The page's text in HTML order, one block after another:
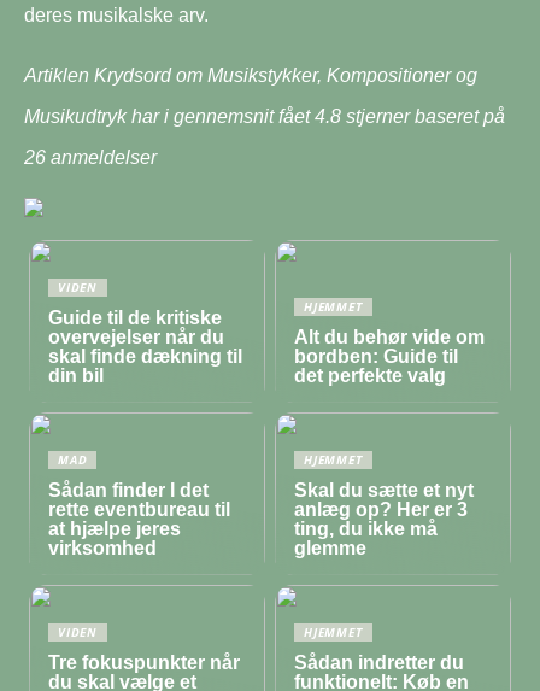
deres musikalske arv.
Artiklen Krydsord om Musikstykker, Kompositioner og
Musikudtryk har i gennemsnit fået4.8 stjerner baseret på
26 anmeldelser
VIDEN
Guide til de kritiske
overvejelser når du
skal finde dækning til
din bil
HJEMMET
Alt du behør vide om
bordben: Guide til
det perfekte valg
MAD
Sådan finder I det
rette eventbureau til
at hjælpe jeres
virksomhed
HJEMMET
Skal du sætte et nyt
anlæg op? Her er 3
ting, du ikke må
glemme
VIDEN
Tre fokuspunkter når
du skal vælge et
HJEMMET
Sådan indretter du
funktionelt: Køb en